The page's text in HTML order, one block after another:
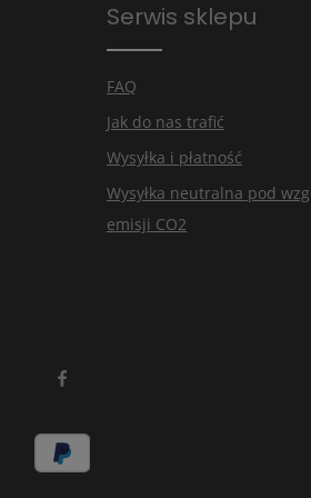
Serwis sklepu
FAQ
Jak do nas trafić
Wysyłka i płatność
Wysyłka neutralna pod
emisji CO2